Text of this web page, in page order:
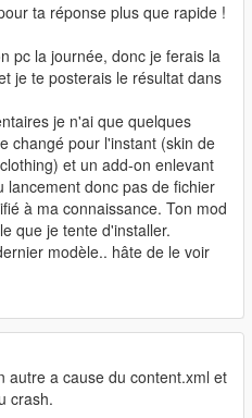
ta réponse plus que rapide !
pc la journée, donc je ferais la
je te posterais le résultat dans
je n'ai que quelques
changé pour l'instant (skin de
et un add-on enlevant
lancement donc pas de fichier
à ma connaissance. Ton mod
que je tente d'installer.
modèle.. hâte de le voir
autre a cause du content.xml et
crash.